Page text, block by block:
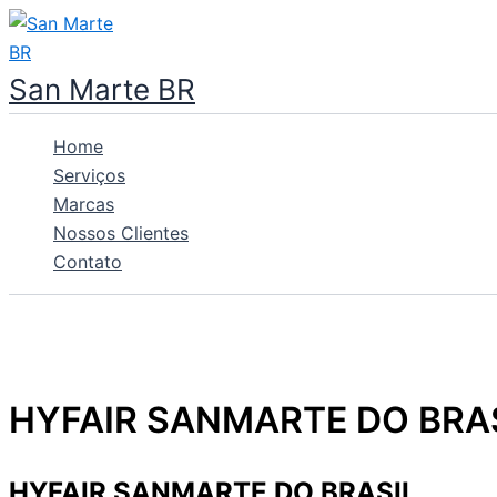
Ir
para
o
conteúdo
San Marte BR
Home
Serviços
Marcas
Nossos Clientes
Contato
HYFAIR SANMARTE DO